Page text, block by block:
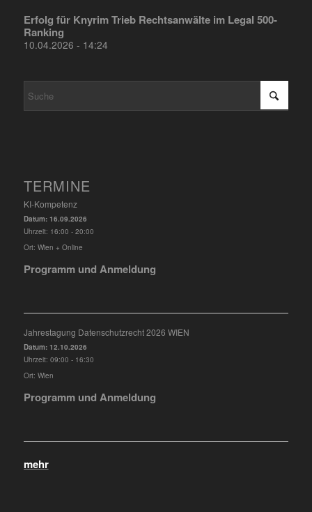
Erfolg für Knyrim Trieb Rechtsanwälte im Legal 500-
Ranking
10.04.2026 - 14:24
TERMINE
KI-Kompetenz
Datum: 16.09.2026
Uhrzeit: 16:00 - 20:00
Ort: Wien + Online
Programm und Anmeldung
Jahrestagung Datenschutzrecht 2026 WIEN
Datum: 12.10.2026
Uhrzeit: 09:00 - 16:30
Ort: Wien
Programm und Anmeldung
mehr